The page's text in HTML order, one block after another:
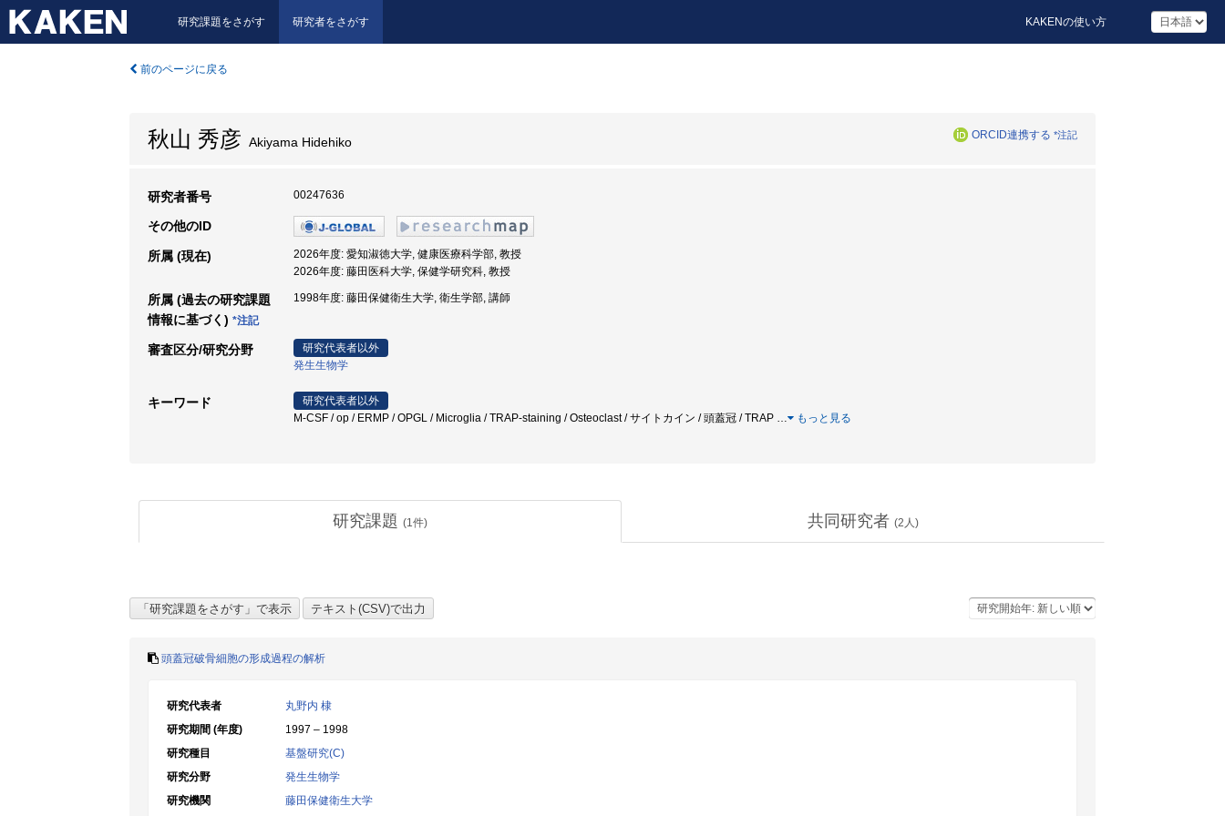
研究課題をさがす 研究者をさがす KAKENの使い方
前のページに戻る
秋山 秀彦 Akiyama Hidehiko ORCID連携する *注記
研究者番号 00247636
その他のID
所属 (現在)
2026年度: 愛知淑徳大学, 健康医療科学部, 教授
2026年度: 藤田医科大学, 保健学研究科, 教授
所属 (過去の研究課題
情報に基づく) *注記
1998年度: 藤田保健衛生大学, 衛生学部, 講師
審査区分/研究分野
研究代表者以外
発生生物学
キーワード
研究代表者以外
M-CSF / op / ERMP / OPGL / Microglia / TRAP-staining / Osteoclast / サイトカイン / 頭蓋冠 / TRAP … もっと見る
研究課題 (1件) 共同研究者 (2 人)
頭蓋冠破骨細胞の形成過程の解析
研究代表者
丸野内 棣
研究期間 (年度)
1997 – 1998
研究種目
基盤研究(C)
研究分野
発生生物学
研究機関
藤田保健衛生大学